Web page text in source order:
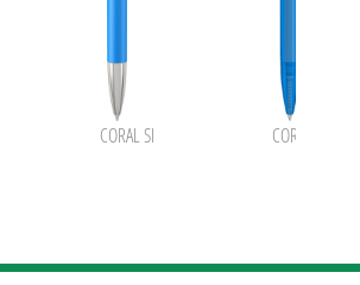
CORAL SI CORAL frozen